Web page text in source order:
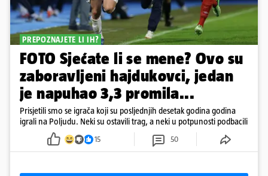
PREPOZNAJETE LI IH?
FOTO Sjećate li se mene? Ovo su
zaboravljeni hajdukovci, jedan
je napuhao 3,3 promila...
Prisjetili smo se igrača koji su posljednjih desetak godina godina
igrali na Poljudu. Neki su ostavili trag, a neki u potpunosti podbacili
15 50